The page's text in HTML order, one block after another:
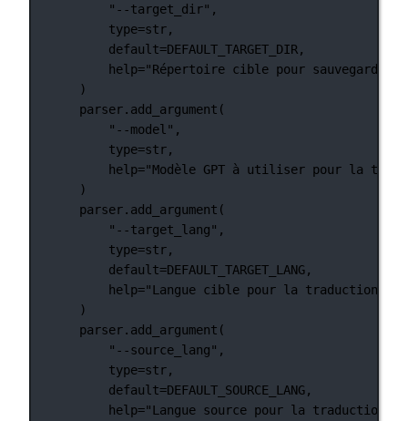
"--target_dir" ,
type=str,
default=DEFAULT_TARGET_DIR,
help="Répertoire cible pour sauvegarder
)
parser.add_argument(
"--model" ,
type=str,
help="Modèle GPT à utiliser pour la
)
parser.add_argument(
"--target_lang" ,
type=str,
default=DEFAULT_TARGET_LANG,
help="Langue cible pour la traduction"
)
parser.add_argument(
"--source_lang" ,
type=str,
default=DEFAULT_SOURCE_LANG,
help="Langue source pour la traduction"